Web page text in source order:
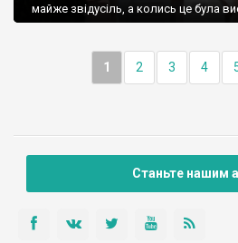
майже звідусіль, а колись це була
1 2 3 4
Станьте нашим